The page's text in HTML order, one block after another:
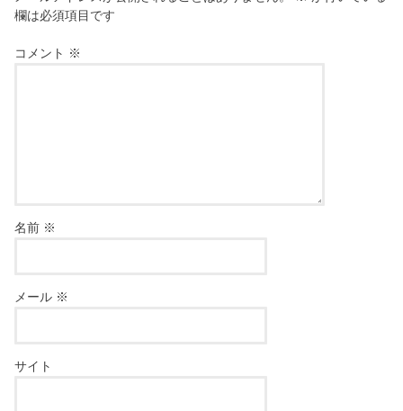
欄は必須項目です
コメント ※
名前 ※
メール ※
サイト